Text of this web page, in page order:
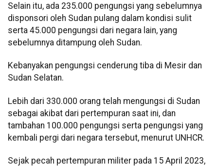
Selain itu, ada 235.000 pengungsi yang sebelumnya
disponsori oleh Sudan pulang dalam kondisi sulit
serta 45.000 pengungsi dari negara lain, yang
sebelumnya ditampung oleh Sudan.
Kebanyakan pengungsi cenderung tiba di Mesir dan
Sudan Selatan.
Lebih dari 330.000 orang telah mengungsi di Sudan
sebagai akibat dari pertempuran saat ini, dan
tambahan 100.000 pengungsi serta pengungsi yang
kembali pergi dari negara tersebut, menurut UNHCR.
Sejak pecah pertempuran militer pada 15 April 2023,